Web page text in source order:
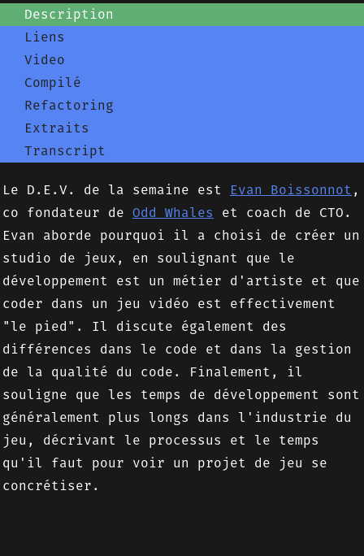
Description
Liens
Video
Compilé
Refactoring
Extraits
Transcript
Le D.E.V. de la semaine est Evan Boissonnot ,
co fondateur de Odd Whales
et coach de CTO.
Evan aborde pourquoi il a choisi de créer un
studio de jeux, en soulignant que le
développement est un métier d'artiste et que
coder dans un jeu vidéo est effectivement
"le pied". Il discute également des
différences dans le code et dans la gestion
de la qualité du code. Finalement, il
souligne que les temps de développement sont
généralement plus longs dans l'industrie du
jeu, décrivant le processus et le temps
qu'il faut pour voir un projet de jeu se
concrétiser.